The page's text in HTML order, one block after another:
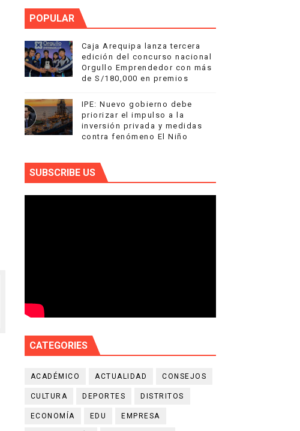
POPULAR
Caja Arequipa lanza tercera
edición del concurso nacional
Orgullo Emprendedor con más
de S/180,000 en premios
IPE: Nuevo gobierno debe
priorizar el impulso a la
inversión privada y medidas
contra fenómeno El Niño
SUBSCRIBE US
CATEGORIES
ACADÉMICO ACTUALIDAD CONSEJOS
CULTURA DEPORTES DISTRITOS
ECONOMÍA EDU EMPRESA